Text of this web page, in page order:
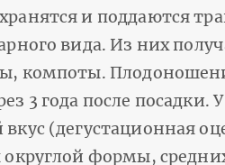
и поддаются
вида. Из них
компоты.
3 года после посадки.
(дегустационная
формы,